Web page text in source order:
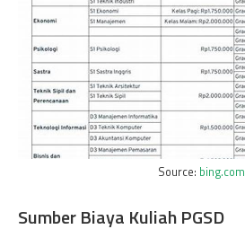
Source: bing.com
Sumber Biaya Kuliah PGSD